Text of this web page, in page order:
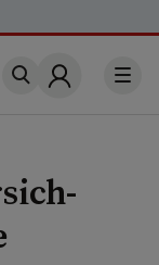
Account